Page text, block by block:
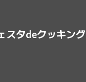
スタdeクッキング